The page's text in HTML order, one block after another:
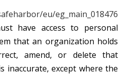
eu/eg_main_018476
have access to personal
that an organization holds
amend, or delete that
inaccurate, except where the